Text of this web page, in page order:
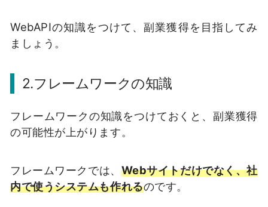
WebAPIの知識をつけて、副業獲得を目指してみ
ましょう。
2.フレームワークの知識
フレームワークの知識をつけておくと、副業獲得
の可能性が上がります。
フレームワークでは、 Webサイトだけでなく、社
内で使うシステムも作れるのです。